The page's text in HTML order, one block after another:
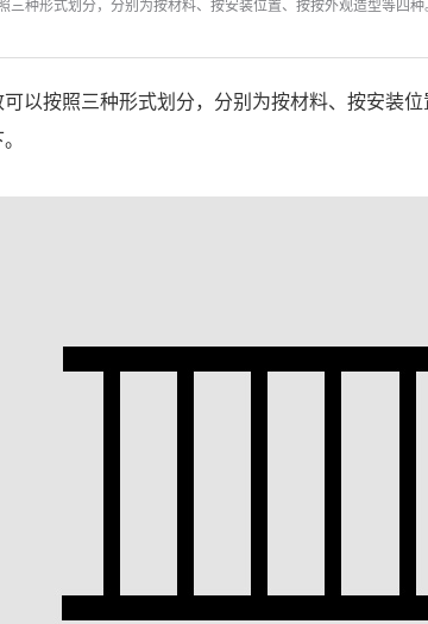
三种形式划分，分别为按材料、按安装位置、按按外观造型等四
以按照三种形式划分，分别为按材料、按安装